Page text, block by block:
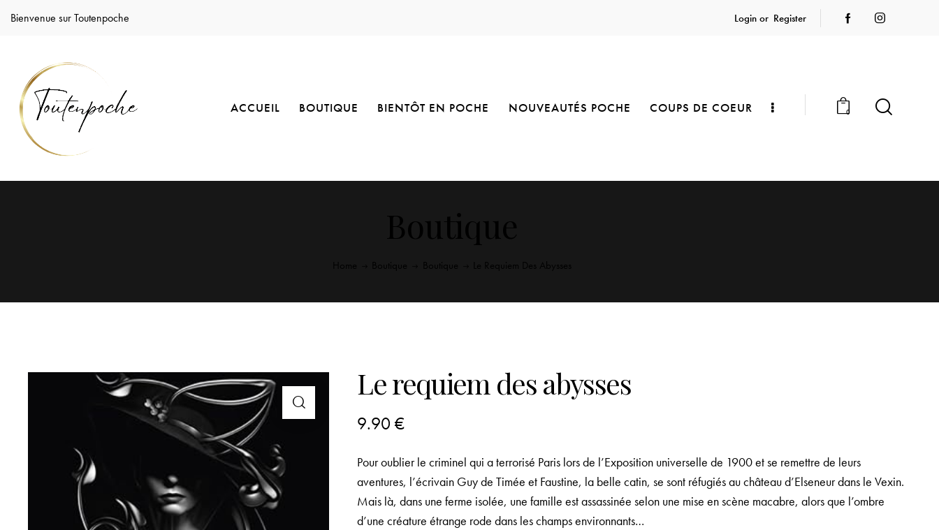
Bienvenue sur Toutenpoche Login or Register
ACCUEIL BOUTIQUE BIENTÔT EN POCHE NOUVEAUTÉS POCHE COUPS DE COEUR 0
Le requiem des abysses
9.90€
Pour oublier le criminel qui a terrorisé Paris lors de l’Exposition universelle de 1900 et se remettre de leurs
aventures, l’écrivain Guy de Timée et Faustine, la belle catin, se sont réfugiés au château d’Elseneur dans le Vexin.
Mais là, dans une ferme isolée, une famille est assassinée selon une mise en scène macabre, alors que l’ombre
d’une créature étrange rode dans les champs environnants…